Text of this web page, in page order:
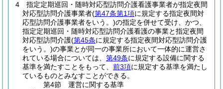
4
指定定期巡回・随時対応型訪問介護看護事業者が指定夜間
対応型訪問介護事業者(第47条第1項に規定する指定夜間対
応型訪問介護事業者をいう。)の指定を併せて受け、かつ、
指定定期巡回・随時対応型訪問介護看護の事業と指定夜間
対応型訪問介護(第45条に規定する指定夜間対応型訪問介護
をいう。)の事業とが同一の事業所において一体的に運営さ
れている場合については、 第49条に規定する設備に関する
基準を満たすことをもって、 前3項に規定する基準を満たし
ているものとみなすことができる。
第4節
運営に関する基準